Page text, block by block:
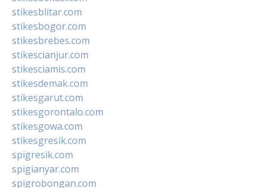
stikesblitar.com
stikesbogor.com
stikesbrebes.com
stikescianjur.com
stikesciamis.com
stikesdemak.com
stikesgarut.com
stikesgorontalo.com
stikesgowa.com
stikesgresik.com
spigresik.com
spigianyar.com
spigrobongan.com